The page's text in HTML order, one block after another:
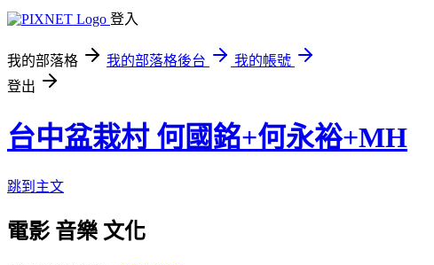
登入
我的部落格 我的部落格後台
我的帳號
登出
台中盆栽村 何國銘+何永裕+MH
跳到主文
電影 音樂 文化